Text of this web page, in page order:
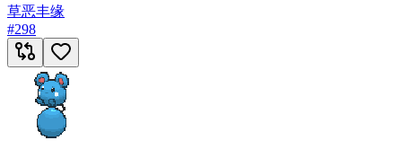
草恶丰缘
#298